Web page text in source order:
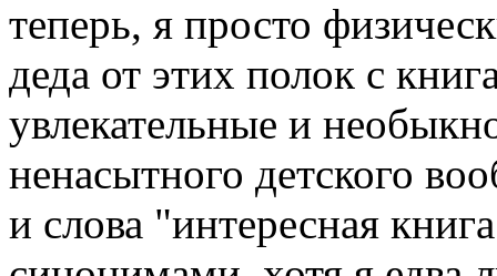
теперь, я просто
деда от этих полок с
увлекательные и
ненасытного детского
и слова "интересная